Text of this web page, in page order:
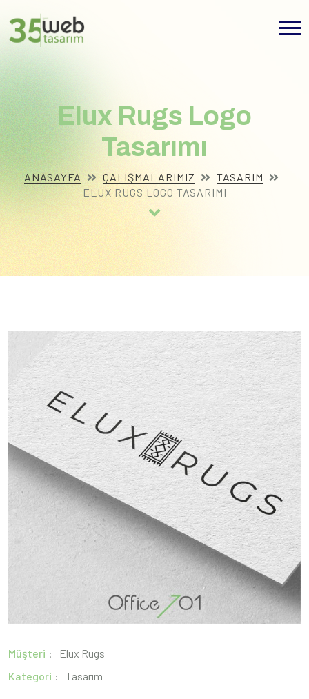
Elux Rugs Logo
Tasarımı
ANASAYFA ÇALIŞMALARIMIZ
TASARIM
ELUX RUGS LOGO TASARIMI
Müşteri
Elux Rugs
Kategori
Tasarım